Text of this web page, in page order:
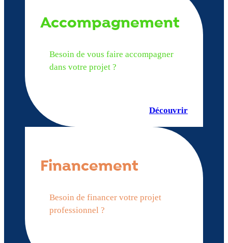
Accompagnement
Besoin de vous faire accompagner
dans votre projet ?
Découvrir
Financement
Besoin de financer votre projet
professionnel ?